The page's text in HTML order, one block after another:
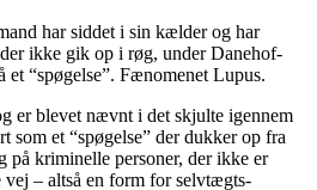
har siddet i sin kælder og har
ikke gik op i røg, under Danehof-
et “spøgelse”. Fænomenet Lupus.
er blevet nævnt i det skjulte igennem
som et “spøgelse” der dukker op fra
på kriminelle personer, der ikke er
– altså en form for selvtægts-